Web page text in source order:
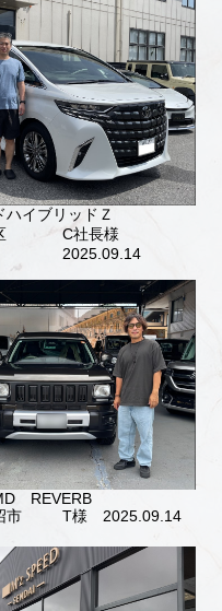
ハイブリッドＺ
C社長様
2025.09.14
REVERB
市
T様 2025.09.14